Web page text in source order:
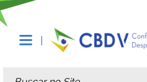
Busca